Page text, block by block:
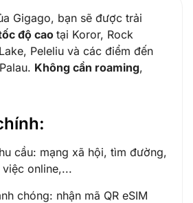
Gigago, bạn sẽ được trải
độ caotại Koror, Rock
Peleliu và các điểm đến
Không cần roaming,
cầu: mạng xã hội, tìm đường,
online,...
chóng: nhận mã QR eSIM